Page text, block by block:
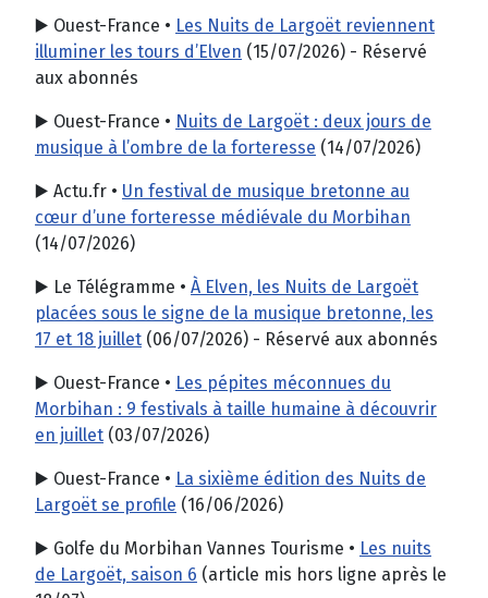
▶️ Ouest-France • Les Nuits de Largoët reviennent
illuminer les tours d’Elven (15/07/2026) - Réservé
aux abonnés
▶️ Ouest-France • Nuits de Largoët : deux jours de
musique à l’ombre de la forteresse (14/07/2026)
▶️ Actu.fr • Un festival de musique bretonne au
cœur d’une forteresse médiévale du Morbihan
(14/07/2026)
▶️ Le Télégramme • À Elven, les Nuits de Largoët
placées sous le signe de la musique bretonne, les
17 et 18 juillet (06/07/2026) - Réservé aux abonnés
▶️ Ouest-France • Les pépites méconnues du
Morbihan : 9 festivals à taille humaine à découvrir
en juillet (03/07/2026)
▶️ Ouest-France • La sixième édition des Nuits de
Largoët se profile (16/06/2026)
▶️ Golfe du Morbihan Vannes Tourisme • Les nuits
de Largoët, saison 6 (article mis hors ligne après le